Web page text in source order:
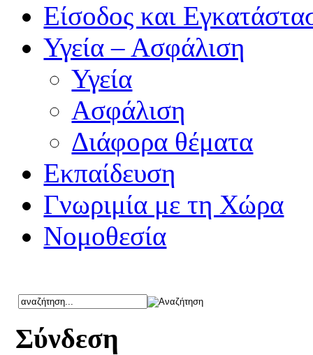
Είσοδος και
Υγεία – Ασφάλιση
Υγεία
Ασφάλιση
Διάφορα θέματα
Εκπαίδευση
Γνωριμία με τη Χώρα
Νομοθεσία
Σύνδεση